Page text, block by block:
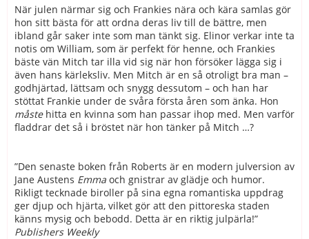
När julen närmar sig och Frankies nära och kära samlas gör
hon sitt bästa för att ordna deras liv till de bättre, men
ibland går saker inte som man tänkt sig. Elinor verkar inte ta
notis om William, som är perfekt för henne, och Frankies
bäste vän Mitch tar illa vid sig när hon försöker lägga sig i
även hans kärleksliv. Men Mitch är en så otroligt bra man –
godhjärtad, lättsam och snygg dessutom – och han har
stöttat Frankie under de svåra första åren som änka. Hon
måstehitta en kvinna som han passar ihop med. Men varför
fladdrar det så i bröstet när hon tänker på Mitch …?
”Den senaste boken från Roberts är en modern julversion av
Jane Austens Emma och gnistrar av glädje och humor.
Rikligt tecknade biroller på sina egna romantiska uppdrag
ger djup och hjärta, vilket gör att den pittoreska staden
känns mysig och bebodd. Detta är en riktig julpärla!”
Publishers Weekly